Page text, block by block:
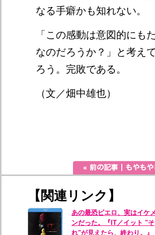
なる手癖かも知れない。
「この感動は意図的にも
なのだろうか？」と考え
ろう。完敗である。
（文／畑中雄也）
【関連リンク】
あの最恐ピエロ、実はイケメ
ンだった。『IT／イット "そ
れ"が見えたら、終わり。』